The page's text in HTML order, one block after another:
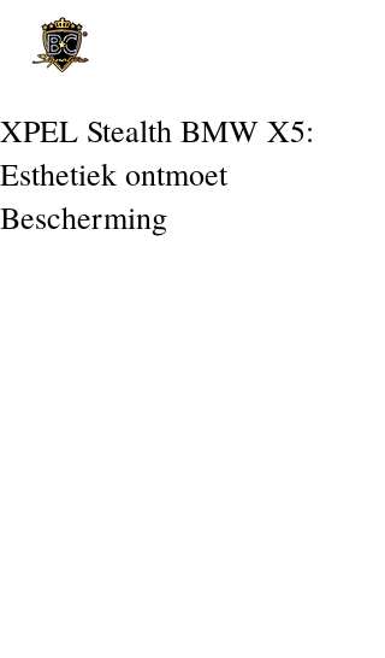
XPEL Stealth BMW X5:
Esthetiek ontmoet
Bescherming